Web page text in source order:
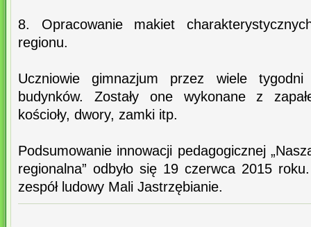
8. Opracowanie makiet
regionu.
Uczniowie gimnazjum przez wiele tygodni
budynków. Zostały one wykonane z
kościoły, dwory, zamki itp.
Podsumowanie innowacji pedagogicznej
regionalna” odbyło się 19 czerwca 2015
zespół ludowy Mali Jastrzębianie.